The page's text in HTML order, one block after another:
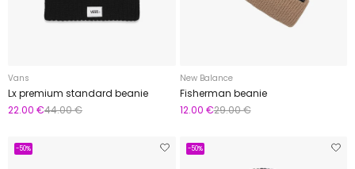
Vans
Lx premium standard beanie
22.00 €44.00 €
New Balance
Fisherman beanie
12.00 €29.00 €
-50% -50%